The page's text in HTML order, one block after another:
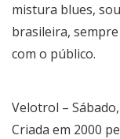
mistura blues,
brasileira,
com o público.
Velotrol –
Criada em 2000